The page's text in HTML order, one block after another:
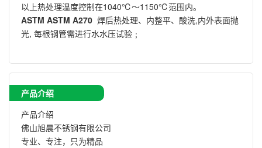
以上热处理温度控制在1040℃～1150℃范围内。
ASTM ASTM A270 焊后热处理、内整平、酸洗,内外表面抛
光, 每根钢管需进行水水压试验﹔
产品介绍
产品介绍
佛山旭晨不锈钢有限公司
专业、专注，只为精品